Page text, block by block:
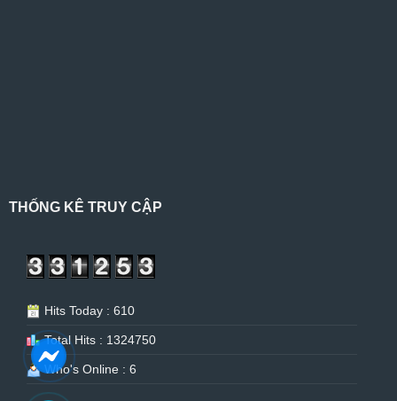
THỐNG KÊ TRUY CẬP
Hits Today : 610
Total Hits : 1324750
Who's Online : 6